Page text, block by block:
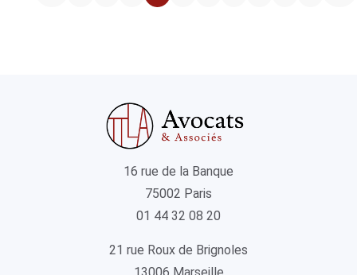
16 rue de la Banque
75002 Paris
01 44 32 08 20
21 rue Roux de Brignoles